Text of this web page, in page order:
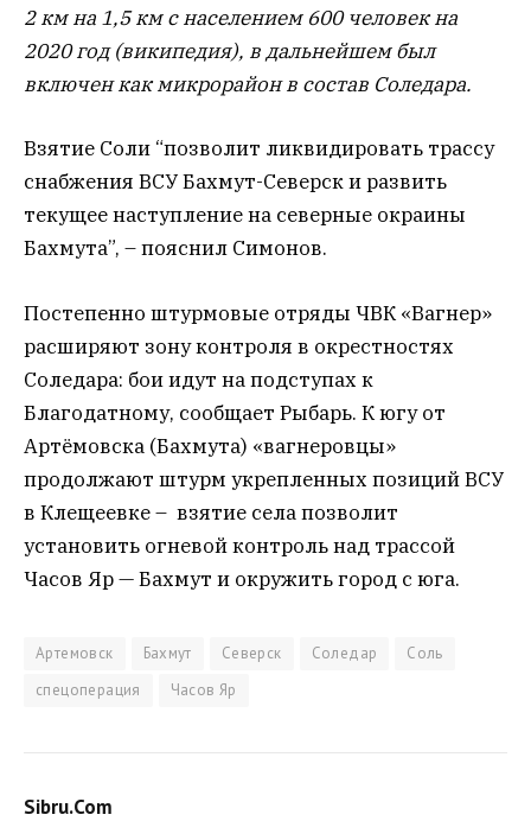
2 км на 1,5 км с населением 600 человек на
2020 год (википедия), в дальнейшем был
включен как микрорайон в состав Соледара.
Взятие Соли “позволит ликвидировать трассу
снабжения ВСУ Бахмут-Северск и развить
текущее наступление на северные окраины
Бахмута”, – пояснил Симонов.
Постепенно штурмовые отряды ЧВК «Вагнер»
расширяют зону контроля в окрестностях
Соледара: бои идут на подступах к
Благодатному, сообщает Рыбарь. К югу от
Артёмовска (Бахмута) «вагнеровцы»
продолжают штурм укрепленных позиций ВСУ
в Клещеевке – взятие села позволит
установить огневой контроль над трассой
Часов Яр — Бахмут и окружить город с юга.
Артемовск Бахмут Северск Соледар
Соль
спецоперация
Часов Яр
Sibru.Com